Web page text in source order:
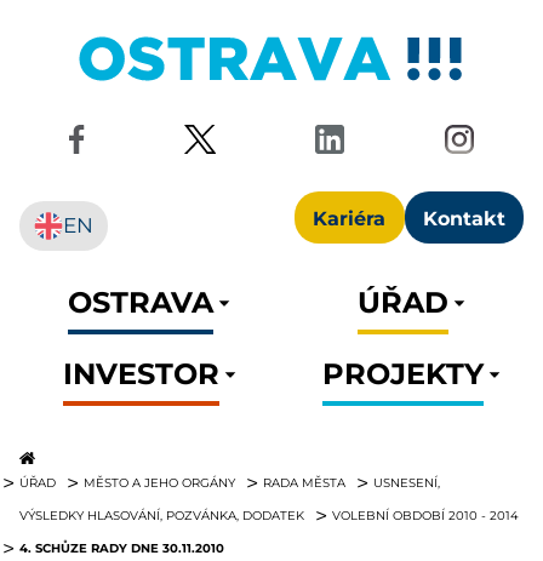
Kariéra Kontakt
EN
OSTRAVA
ÚŘAD
INVESTOR
PROJEKTY
ÚŘAD MĚSTO A JEHO ORGÁNY RADA MĚSTA USNESENÍ,
VÝSLEDKY HLASOVÁNÍ, POZVÁNKA, DODATEK VOLEBNÍ OBDOBÍ 2010 - 2014
4. SCHŮZE RADY DNE 30.11.2010